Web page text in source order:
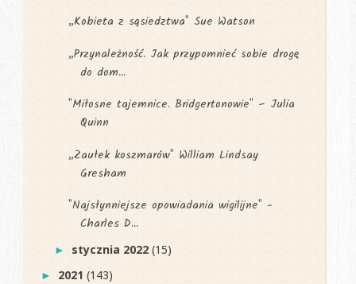
„Kobieta z sąsiedztwa" Sue Watson
„Przynależność. Jak przypomnieć sobie drogę
do dom...
"Miłosne tajemnice. Bridgertonowie" – Julia
Quinn
„Zaułek koszmarów" William Lindsay
Gresham
"Najsłynniejsze opowiadania wigilijne" -
Charles D...
► stycznia 2022(15)
► 2021(143)